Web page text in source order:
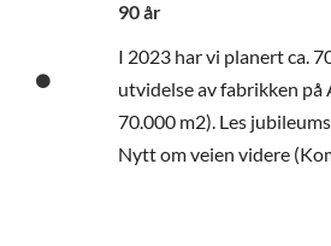
90 år
I 2023 har vi planert ca.
utvidelse av fabrikken
70.000 m2). Les
Nytt om veien videre